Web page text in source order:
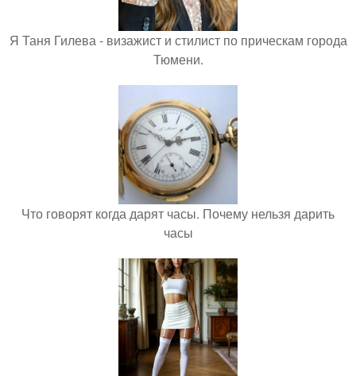
Я Таня Гилева - визажист и стилист по прическам города
Тюмени.
Что говорят когда дарят часы. Почему нельзя дарить
часы